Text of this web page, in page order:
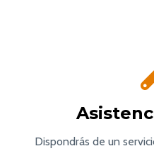
Dispondrás de un